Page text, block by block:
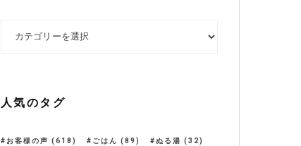
人気のタグ
お客様の声 (618) ごはん (89) ぬる湯 (32)